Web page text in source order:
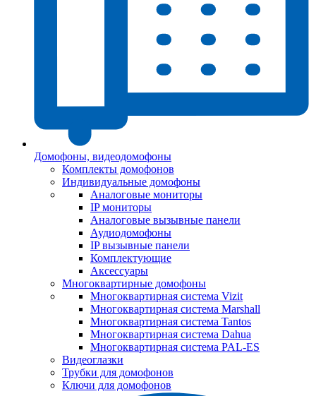
Домофоны, видеодомофоны
Комплекты домофонов
Индивидуальные домофоны
Аналоговые мониторы
IP мониторы
Аналоговые вызывные панели
Аудиодомофоны
IP вызывные панели
Комплектующие
Аксессуары
Многоквартирные домофоны
Многоквартирная система Vizit
Многоквартирная система Marshall
Многоквартирная система Tantos
Многоквартирная система Dahua
Многоквартирная система PAL-ES
Видеоглазки
Трубки для домофонов
Ключи для домофонов